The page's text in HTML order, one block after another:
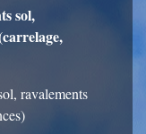
sol,
ravalements